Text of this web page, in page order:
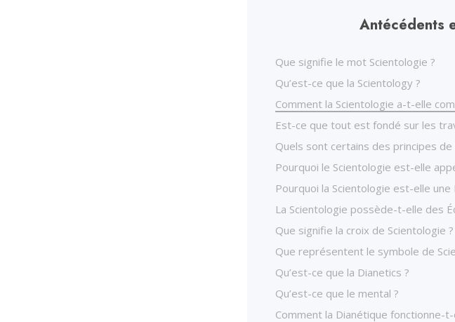
Antécédents
Que signifie le mot Scientologie ?
Qu’est-ce que la Scientology ?
Comment la Scientologie a-t-elle
Est-ce que tout est fondé sur les
Quels sont certains des principes de
Pourquoi le Scientologie est-elle
Pourquoi la Scientologie est-elle une
La Scientologie possède-t-elle des
Que signifie la croix de Scientologie ?
Que représentent le symbole de
Qu’est-ce que la Dianetics ?
Qu’est-ce que le mental ?
Comment la Dianétique fonctionne-t-